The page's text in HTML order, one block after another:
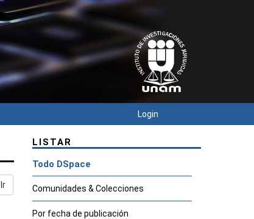
Login
Ir
LISTAR
Todo DSpace
Comunidades & Colecciones
Por fecha de publicación